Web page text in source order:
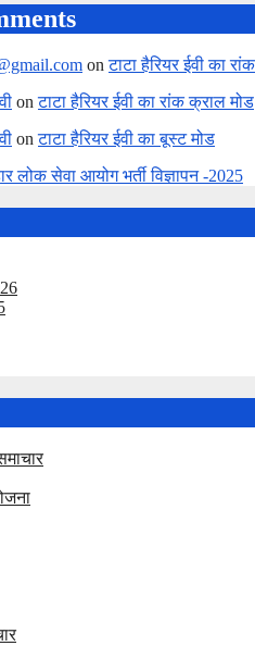
onटाटा हैरियर ईवी का
onटाटा हैरियर ईवी का रांक क्राल मोड
onटाटा हैरियर ईवी का बूस्ट मोड
लोक सेवा आयोग भर्ती विज्ञापन -2025